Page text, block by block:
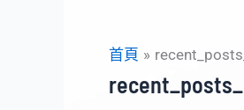
首頁 recent_posts_
recent_posts_